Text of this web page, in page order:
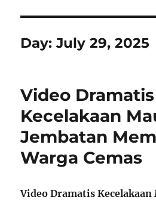
Day:July 29, 2025
Video Dramatis
Kecelakaan
Jembatan
Warga Cemas
Video Dramatis